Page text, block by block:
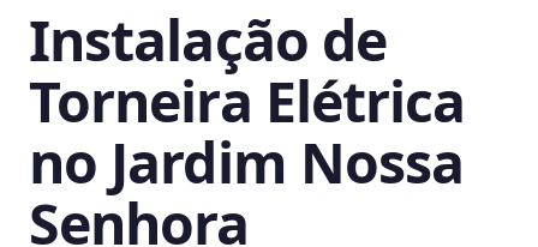
Instalação de
Torneira Elétrica
no Jardim Nossa
Senhora